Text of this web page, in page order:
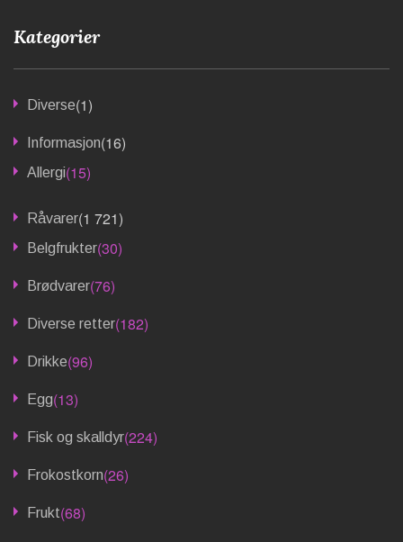
Kategorier
Diverse(1)
Informasjon(16)
Allergi(15)
Råvarer(1 721)
Belgfrukter(30)
Brødvarer(76)
Diverse retter(182)
Drikke(96)
Egg(13)
Fisk og skalldyr(224)
Frokostkorn(26)
Frukt(68)